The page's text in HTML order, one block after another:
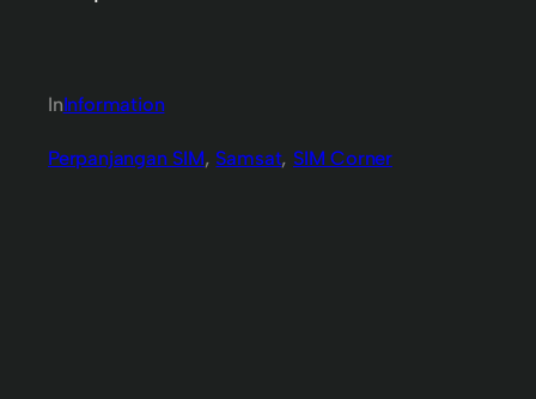
InInformation
Perpanjangan SIM, Samsat, SIM Corner